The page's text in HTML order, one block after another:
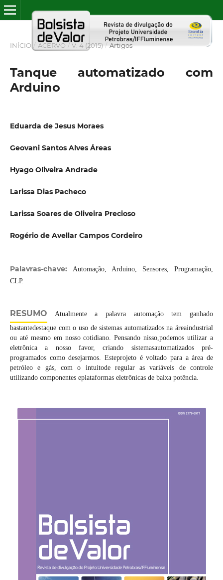
INÍCIO / ACERVO / V. 4 (2015) / Artigos
Tanque automatizado com
Arduino
Eduarda de Jesus Moraes
Geovani Santos Alves Áreas
Hyago Oliveira Andrade
Larissa Dias Pacheco
Larissa Soares de Oliveira Precioso
Rogério de Avellar Campos Cordeiro
Palavras-chave:
Automação, Arduino, Sensores, Programação,
CLP.
RESUMO Atualmente a palavra automação tem ganhado
bastantedestaque com o uso de sistemas automatizados na áreaindustrial
ou até mesmo em nosso cotidiano. Pensando nisso,podemos utilizar a
eletrônica a nosso favor, criando sistemasautomatizados pré-
programados como desejarmos. Esteprojeto é voltado para a área de
petróleo e gás, com o intuitode regular as variáveis de controle
utilizando componentes eplataformas eletrônicas de baixa potência.